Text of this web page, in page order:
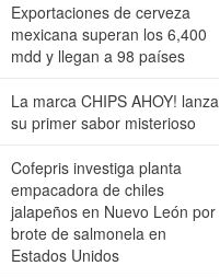
Exportaciones de cerveza
mexicana superan los 6,400
mdd y llegan a 98 países
La marca CHIPS AHOY! lanza
su primer sabor misterioso
Cofepris investiga planta
empacadora de chiles
jalapeños en Nuevo León por
brote de salmonela en
Estados Unidos